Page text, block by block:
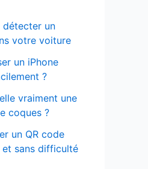
détecter un
votre voiture
un iPhone
?
vraiment une
coques ?
un QR code
sans difficulté